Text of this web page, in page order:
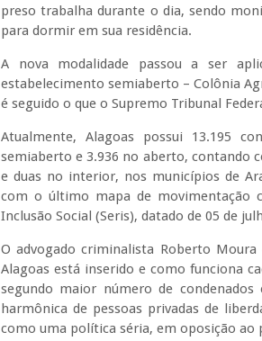
preso trabalha durante o dia, sendo
para dormir em sua residência.
A nova modalidade passou a ser
estabelecimento semiaberto – Colônia
é seguido o que o Supremo Tribunal
Atualmente, Alagoas possui 13.195
semiaberto e 3.936 no aberto, contando
e duas no interior, nos municípios de
com o último mapa de movimentação
Inclusão Social (Seris), datado de 05 de
O advogado criminalista Roberto
Alagoas está inserido e como funciona
segundo maior número de
harmônica de pessoas privadas de
como uma política séria, em oposição